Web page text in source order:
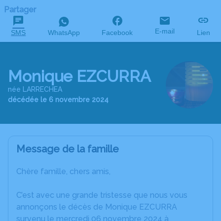
Partager
SMS WhatsApp Facebook E-mail Lien
Monique EZCURRA
née LARRECHEA
décédée le 6 novembre 2024
Message de la famille
Chère famille, chers amis,
C’est avec une grande tristesse que nous vous
annonçons le décès de Monique EZCURRA
survenu le mercredi 06 novembre 2024 à